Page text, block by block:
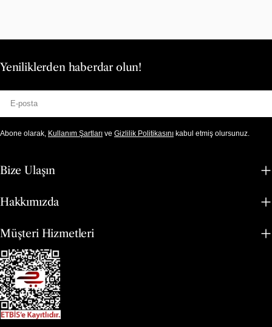
Bize Ulaşın
Hakkımızda
Müşteri Hizmetleri
Yeniliklerden haberdar olun!
posta
Abone olarak, Kullanım Şartları ve Gizlilik Politikasını kabul etmiş olursunuz.